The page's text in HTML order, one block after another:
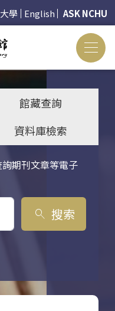
學 English ASK NCHU
館藏查詢
資料庫檢索
期刊文章等電子
search 搜索